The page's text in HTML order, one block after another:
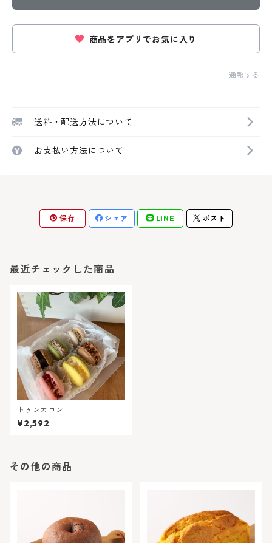
商品をアプリでお気に入り
通報する
送料・配送方法について
お支払い方法について
保存 シェア LINE ポスト
最近チェックした商品
トゥンカロン
¥2,592
その他の商品